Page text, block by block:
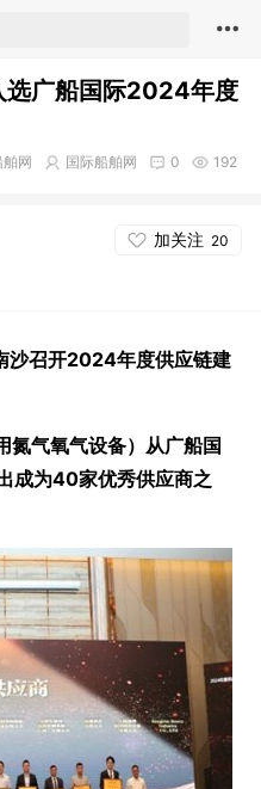
选广船国际2024年度
192
0
国际船舶网
舶网
加关注 20
沙召开2024年度供应链建
氮气氧气设备） 从广船国
成为40家优秀供应商之